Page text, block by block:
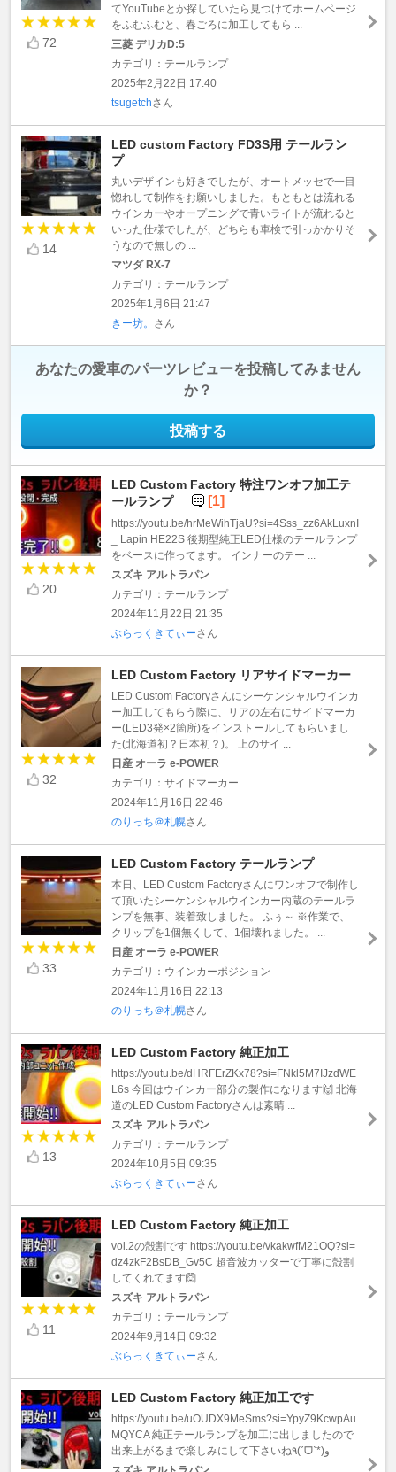
72
てYouTubeとか探していたら見つけてホームページ
をふむふむと、春ごろに加工してもら ...
三菱 デリカD:5
カテゴリ：テールランプ
2025年2月22日 17:40
tsugetchさん
14
LED custom Factory FD3S用 テールラン
プ
丸いデザインも好きでしたが、オートメッセで一目
惚れして制作をお願いしました。もともとは流れる
ウインカーやオープニングで青いライトが流れると
いった仕様でしたが、どちらも車検で引っかかりそ
うなので無しの ...
マツダ RX-7
カテゴリ：テールランプ
2025年1月6日 21:47
きー坊。 さん
あなたの愛車のパーツレビューを投稿してみません
か？
投稿する
20
LED Custom Factory 特注ワンオフ加工テ
ールランプ
[1]
https://youtu.be/hrMeWihTjaU?si=4Sss_zz6AkLuxnI
_ Lapin HE22S 後期型純正LED仕様のテールランプ
をベースに作ってます。 インナーのテー ...
スズキ アルトラパン
カテゴリ：テールランプ
2024年11月22日 21:35
ぶらっくきてぃーさん
32
LED Custom Factory リアサイドマーカー
LED Custom Factoryさんにシーケンシャルウインカ
ー加工してもらう際に、リアの左右にサイドマーカ
ー(LED3発×2箇所)をインストールしてもらいまし
た(北海道初？日本初？)。 上のサイ ...
日産 オーラ e-POWER
カテゴリ：サイドマーカー
2024年11月16日 22:46
のりっち＠札幌さん
33
LED Custom Factory テールランプ
本日、LED Custom Factoryさんにワンオフで制作し
て頂いたシーケンシャルウインカー内蔵のテールラ
ンプを無事、装着致しました。 ふぅ～ ※作業で、
クリップを1個無くして、1個壊れました。 ...
日産 オーラ e-POWER
カテゴリ：ウインカーポジション
2024年11月16日 22:13
のりっち＠札幌さん
13
LED Custom Factory 純正加工
https://youtu.be/dHRFErZKx78?si=FNkl5M7IJzdWE
L6s 今回はウインカー部分の製作になります🙌 北海
道のLED Custom Factoryさんは素晴 ...
スズキ アルトラパン
カテゴリ：テールランプ
2024年10月5日 09:35
ぶらっくきてぃーさん
11
LED Custom Factory 純正加工
vol.2の殻割です https://youtu.be/vkakwfM21OQ?si=
dz4zkF2BsDB_Gv5C 超音波カッターで丁寧に殻割
してくれてます🙆
スズキ アルトラパン
カテゴリ：テールランプ
2024年9月14日 09:32
ぶらっくきてぃーさん
LED Custom Factory 純正加工です
https://youtu.be/uOUDX9MeSms?si=YpyZ9KcwpAu
MQYCA 純正テールランプを加工に出しましたので
出来上がるまで楽しみにして下さいね٩(ˊᗜˋ*)و